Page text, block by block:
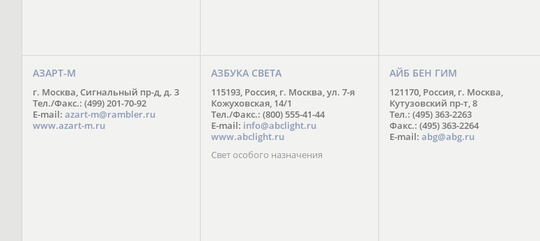
АЗАРТ-М
г. Москва, Сигнальный пр-д, д. 3
Тел./Факс.: (499) 201-70-92
E-mail: azart-m@rambler.ru
www.azart-m.ru
АЗБУКА СВЕТА
115193, Россия, г. Москва, ул. 7-я
Кожуховская, 14/1
Тел./Факс.: (800) 555-41-44
E-mail: info@abclight.ru
www.abclight.ru
Свет особого назначения
АЙБ БЕН ГИМ
121170, Россия, г. Москва,
Кутузовский пр-т, 8
Тел.: (495) 363-2263
Факс.: (495) 363-2264
E-mail: abg@abg.ru